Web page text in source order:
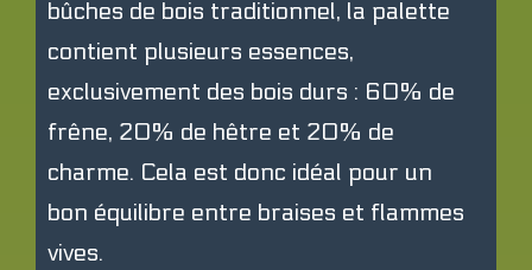
bûches de bois traditionnel, la palette
contient plusieurs essences,
exclusivement des bois durs : 60% de
frêne, 20% de hêtre et 20% de
charme. Cela est donc idéal pour un
bon équilibre entre braises et flammes
vives.